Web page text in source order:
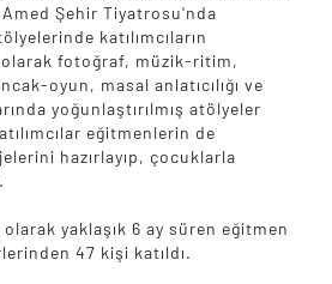
Şehir Tiyatrosu'nda
katılımcıların
fotoğraf, müzik-ritim,
oyun, masal anlatıcılığı ve
yoğunlaştırılmış atölyeler
eğitmenlerin de
hazırlayıp, çocuklarla
yaklaşık 6 ay süren eğitmen
47 kişi katıldı.